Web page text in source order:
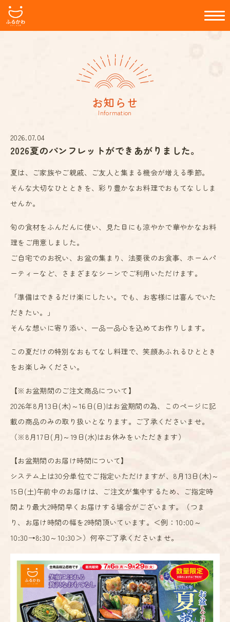
お知らせ
Information
2026.07.04
2026夏のパンフレットができあがりました。
夏は、ご家族やご親戚、ご友人と集まる機会が増える季節。
そんな大切なひとときを、彩り豊かなお料理でおもてなししま
せんか。
旬の食材をふんだんに使い、見た目にも涼やかで華やかなお料
理をご用意しました。
ご自宅でのお祝い、お盆の集まり、法要後のお食事、ホームパ
ーティーなど、さまざまなシーンでご利用いただけます。
「準備はできるだけ楽にしたい。でも、お客様には喜んでいた
だきたい。」
そんな想いに寄り添い、一品一品心を込めてお作りします。
この夏だけの特別なおもてなし料理で、笑顔あふれるひととき
をお楽しみください。
【※お盆期間のご注文商品について】
2026年8月13日(木)～16日(日)はお盆期間の為、このページに記
載の商品のみの取り扱いとなります。ご了承くださいませ。
（※8月17日(月)～19日(水)はお休みをいただきます）
【お盆期間のお届け時間について】
システム上は30分単位でご指定いただけますが、8月13日(木)～
15日(土)午前中のお届けは、ご注文が集中するため、ご指定時
間より最大2時間早くお届けする場合がございます。（つま
り、お届け時間の幅を2時間頂いています。＜例：10:00～
10:30→8:30～10:30＞）何卒ご了承くださいませ。